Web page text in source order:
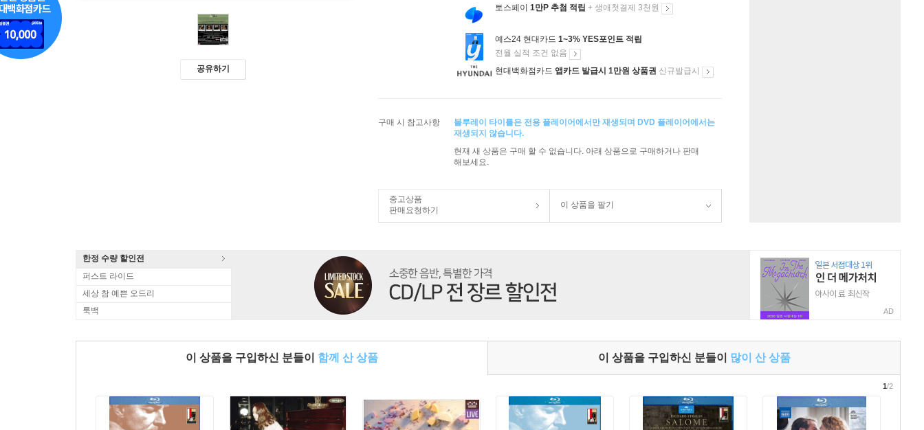
공유하기
토스페이 1만P 추첨 적립 + 생애첫결제 3천원
예스24 현대카드 1~3% YES포인트 적립
전월 실적 조건 없음
현대백화점카드 앱카드 발급시 1만원 상품권 신규발급시
구매 시 참고사항
블루레이 타이틀은 전용 플레이어에서만 재생되며 DVD 플레이어에서는
재생되지 않습니다.
현재 새 상품은 구매 할 수 없습니다. 아래 상품으로 구매하거나 판매
해보세요.
중고상품
판매요청하기
이 상품을 팔기
한정 수량 할인전
퍼스트 라이드
세상 참 예쁜 오드리
룩백
AD
이 상품을 구입하신 분들이 함께 산 상품 이 상품을 구입하신 분들이 많이 산 상품
1/2